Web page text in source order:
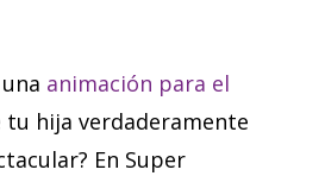
animación para el
tu hija verdaderamente
En Super